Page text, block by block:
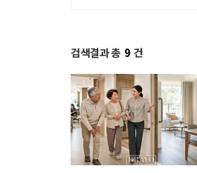
검색결과 총 9 건